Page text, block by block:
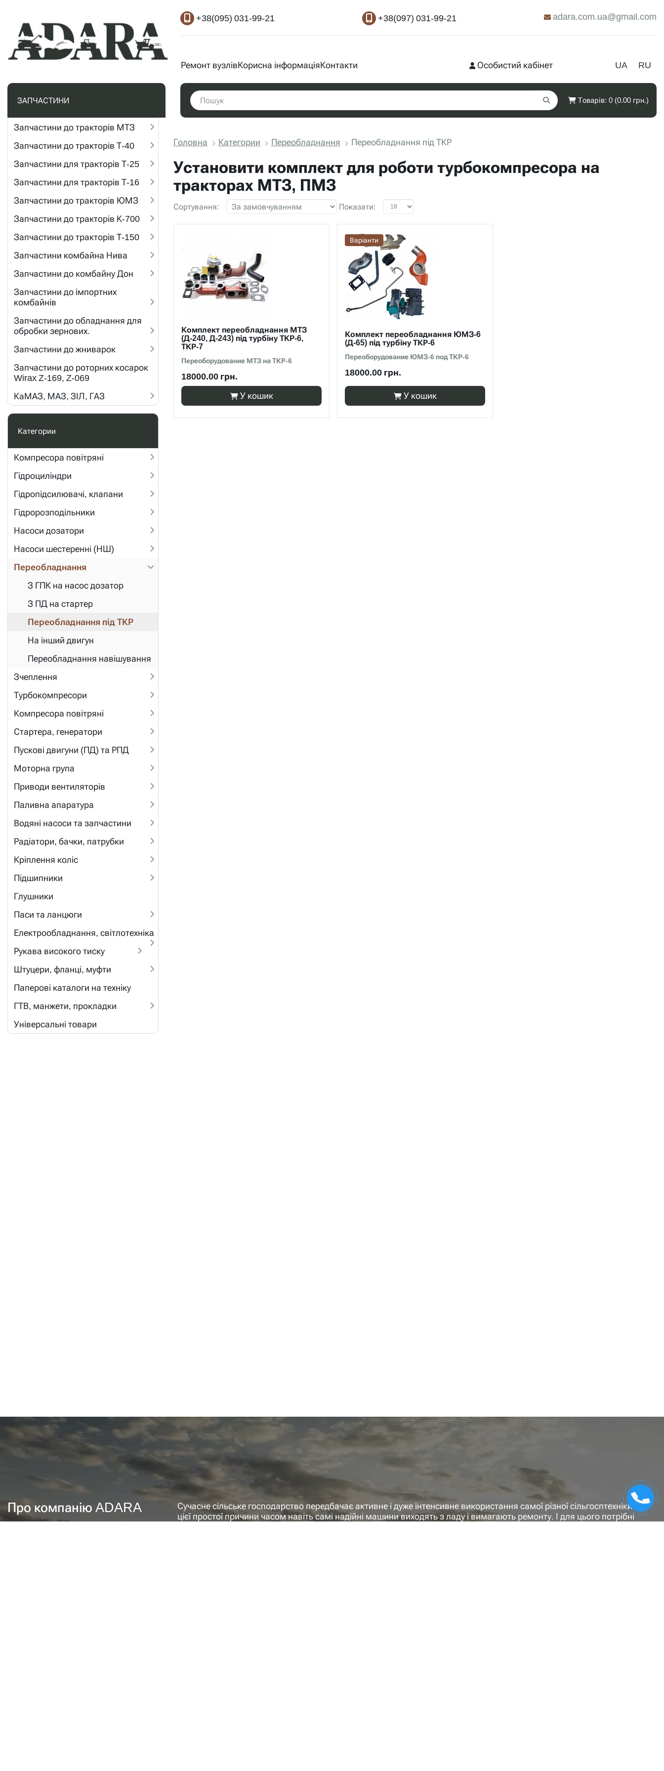
+38(095) 031-99-21 +38(097) 031-99-21 adara.com.ua@gmail.com
Ремонт вузлівКорисна інформаціяКонтакти UA RU
Особистий кабінет
ЗАПЧАСТИНИ Товарів: 0 (0.00 грн.)
Запчастини до тракторів МТЗ
Запчастини до тракторів Т-40
Запчастини для тракторів Т-25
Запчастини для тракторів Т-16
Запчастини до тракторів ЮМЗ
Запчастини до тракторів К-700
Запчастини до тракторів Т-150
Запчастини комбайна Нива
Запчастини до комбайну Дон
Запчастини до імпортних
комбайнів
Запчастини до обладнання для
обробки зернових.
Запчастини до жниварок
Запчастини до роторних косарок
Wirax Z-169, Z-069
КаМАЗ, МАЗ, ЗІЛ, ГАЗ
Категории
Компресора повітряні
Гідроциліндри
Гідропідсилювачі, клапани
Гідророзподільники
Насоси дозатори
Насоси шестеренні (НШ)
Переобладнання
З ГПК на насос дозатор
З ПД на стартер
Переобладнання під ТКР
На інший двигун
Переобладнання навішування
Зчеплення
Турбокомпресори
Компресора повітряні
Стартера, генератори
Пускові двигуни (ПД) та РПД
Моторна група
Приводи вентиляторів
Паливна апаратура
Водяні насоси та запчастини
Радіатори, бачки, патрубки
Кріплення коліс
Підшипники
Глушники
Паси та ланцюги
Електрообладнання, світлотехніка
Рукава високого тиску
Штуцери, фланці, муфти
Паперові каталоги на техніку
ГТВ, манжети, прокладки
Універсальні товари
Головна Категории Переобладнання Переобладнання під ТКР
Установити комплект для роботи турбокомпресора на
тракторах МТЗ, ПМЗ
Сортування: Показати:
Комплект переобладнання МТЗ
(Д-240, Д-243) під турбіну ТКР-6,
ТКР-7
Переоборудование МТЗ на ТКР-6
18000.00 грн.
У кошик
Варіанти
Комплект переобладнання ЮМЗ-6
(Д-65) під турбіну ТКР-6
Переоборудование ЮМЗ-6 под ТКР-6
18000.00 грн.
У кошик
Про компанію ADARA
Сучасне сільське господарство передбачає активне і дуже інтенсивне використання самої різної сільгосптехніки. З
цієї простої причини часом навіть самі надійні машини виходять з ладу і вимагають ремонту. І для цього потрібні